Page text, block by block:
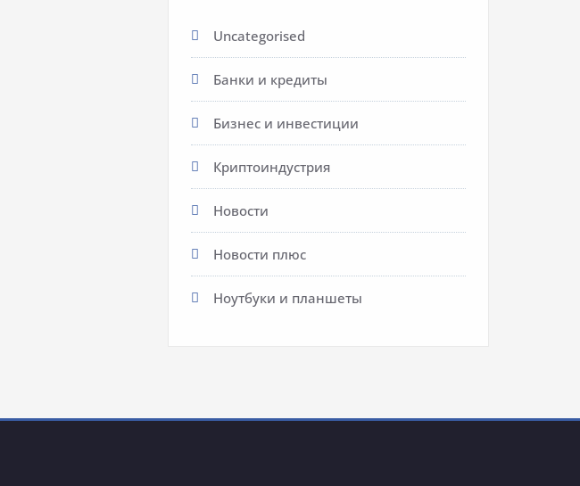
Uncategorised
Банки и кредиты
Бизнес и инвестиции
Криптоиндустрия
Новости
Новости плюс
Ноутбуки и планшеты